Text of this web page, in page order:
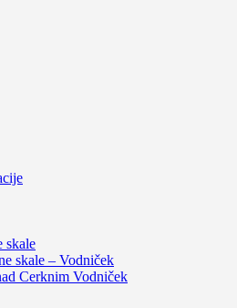
skale
skale – Vodniček
Cerknim Vodniček